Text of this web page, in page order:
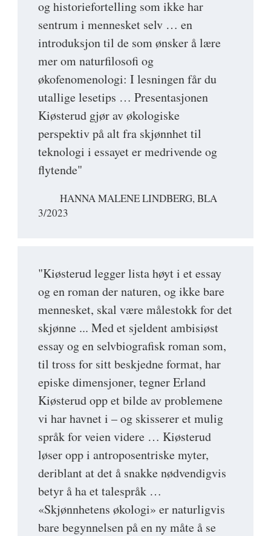
og historiefortelling som ikke har
sentrum i mennesket selv … en
introduksjon til de som ønsker å lære
mer om naturfilosofi og
økofenomenologi: I lesningen får du
utallige lesetips … Presentasjonen
Kiøsterud gjør av økologiske
perspektiv på alt fra skjønnhet til
teknologi i essayet er medrivende og
flytende"
HANNA MALENE LINDBERG, BLA
3/2023
"Kiøsterud legger lista høyt i et essay
og en roman der naturen, og ikke bare
mennesket, skal være målestokk for det
skjønne ... Med et sjeldent ambisiøst
essay og en selvbiografisk roman som,
til tross for sitt beskjedne format, har
episke dimensjoner, tegner Erland
Kiøsterud opp et bilde av problemene
vi har havnet i – og skisserer et mulig
språk for veien videre … Kiøsterud
løser opp i antroposentriske myter,
deriblant at det å snakke nødvendigvis
betyr å ha et talespråk …
«Skjønnhetens økologi» er naturligvis
bare begynnelsen på en ny måte å se